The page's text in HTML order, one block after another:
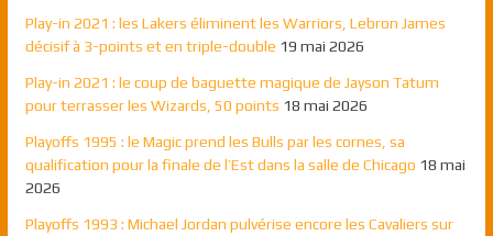
Play-in 2021 : les Lakers éliminent les Warriors, Lebron James
décisif à 3-points et en triple-double 19 mai 2026
Play-in 2021 : le coup de baguette magique de Jayson Tatum
pour terrasser les Wizards, 50 points 18 mai 2026
Playoffs 1995 : le Magic prend les Bulls par les cornes, sa
qualification pour la finale de l’Est dans la salle de Chicago 18 mai
2026
Playoffs 1993 : Michael Jordan pulvérise encore les Cavaliers sur